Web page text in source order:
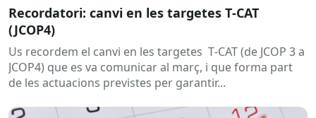
Recordatori: canvi en les targetes T‑CAT
(JCOP4)
Us recordem el canvi en les targetes T‑CAT (de JCOP 3 a
JCOP4) que es va comunicar al març, i que forma part
de les actuacions previstes per garantir...